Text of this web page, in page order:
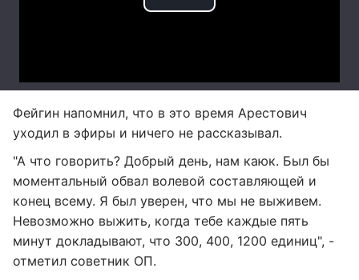
Фейгин напомнил, что в это время Арестович
уходил в эфиры и ничего не рассказывал.
"А что говорить? Добрый день, нам каюк. Был бы
моментальный обвал волевой составляющей и
конец всему. Я был уверен, что мы не выживем.
Невозможно выжить, когда тебе каждые пять
минут докладывают, что 300, 400, 1200 единиц", -
отметил советник ОП.